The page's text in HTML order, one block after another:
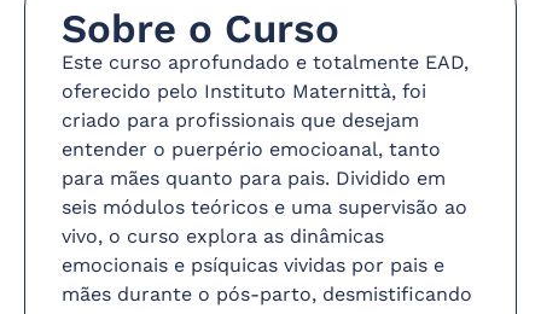
Sobre o Curso
Este curso aprofundado e totalmente EAD,
oferecido pelo Instituto Maternittà, foi
criado para profissionais que desejam
entender o puerpério emocioanal, tanto
para mães quanto para pais. Dividido em
seis módulos teóricos e uma supervisão ao
vivo, o curso explora as dinâmicas
emocionais e psíquicas vividas por pais e
mães durante o pós-parto, desmistificando